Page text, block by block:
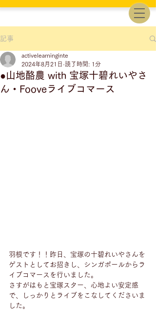
記事
●山地酪農 with 宝塚十碧れいやさ
ん・Fooveライブコマース
activelearninginte
2024年8月21日 読了時間: 1分
羽根です！！昨日、宝塚の十碧れいやさんを
ゲストとしてお招きし、シンガポールからラ
イブコマースを行いました。
さすがはもと宝塚スター、心地よい安定感
で、しっかりとライブをこなしてくださいま
した。